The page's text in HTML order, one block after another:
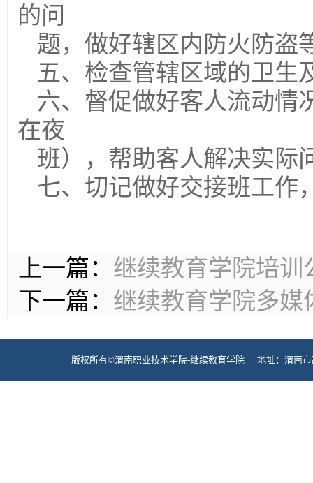
的问
题，做好辖区内防火防盗
五、检查管辖区域的卫生
六、督促做好客人流动情
在夜
班），帮助客人解决实际
七、切记做好交接班工作
上一篇： 继续教育学院培训
下一篇： 继续教育学院多媒
版权所有©渭南职业技术学院-继续教育学院 地址：渭南